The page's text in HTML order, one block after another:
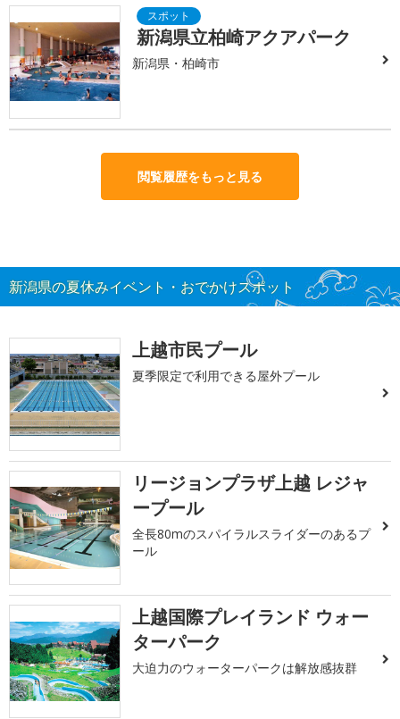
新潟県立柏崎アクアパーク
新潟県・柏崎市
閲覧履歴をもっと見る
新潟県の夏休みイベント・おでかけスポット
上越市民プール
夏季限定で利用できる屋外プール
リージョンプラザ上越 レジャ
ープール
全長80mのスパイラルスライダーのあるプ
ール
上越国際プレイランド ウォー
ターパーク
大迫力のウォーターパークは解放感抜群